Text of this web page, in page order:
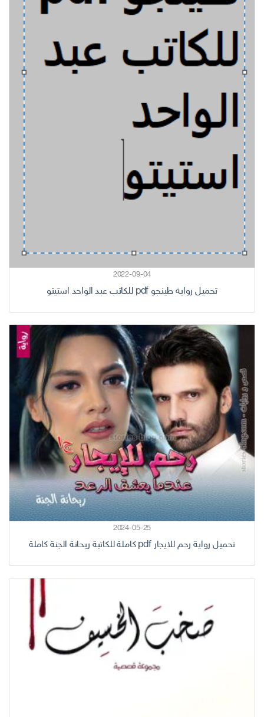
2022-09-04
تحميل رواية طينجو pdf للكاتب عبد الواحد استيتو
2024-05-25
تحميل رواية رحم للايجار pdf كاملة للكاتبة ريحانة الجنة كاملة